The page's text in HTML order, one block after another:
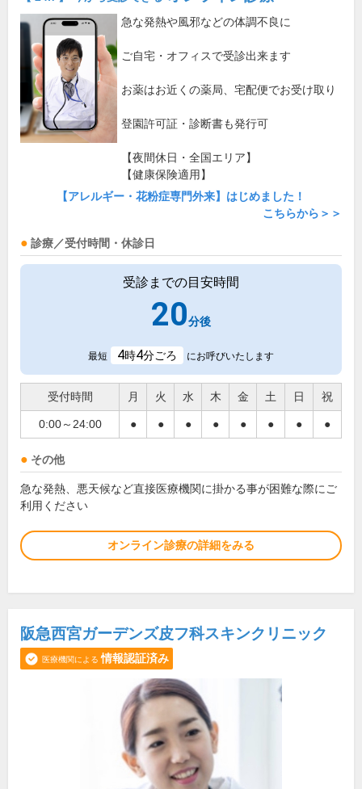
急な発熱や風邪などの体調不良に
ご自宅・オフィスで受診出来ます
お薬はお近くの薬局、宅配便でお受け取り
登園許可証・診断書も発行可
【夜間休日・全国エリア】
【健康保険適用】
【アレルギー・花粉症専門外来】はじめました！
こちらから＞＞
診療／受付時間・休診日
受診までの目安時間
20分後
最短 4時4分ごろ にお呼びいたします
受付時間 月 火 水 木 金 土 日 祝
0:00～24:00 ● ● ● ● ● ● ● ●
その他
急な発熱、悪天候など直接医療機関に掛かる事が困難な際にご
利用ください
オンライン診療の詳細をみる
阪急西宮ガーデンズ皮フ科スキンクリニック
医療機関による 情報認証済み